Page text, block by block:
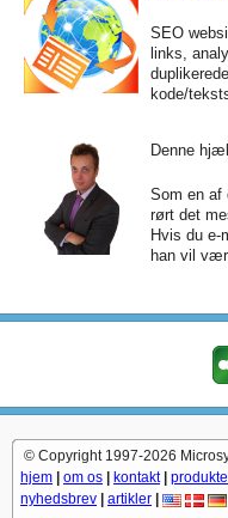
SEO
links,
kode/
Denne
Som en af
rørt det
Hvis du e-
han vil
© Copyright 1997-2026
hjem
om os kontakt
nyhedsbrev
artikler